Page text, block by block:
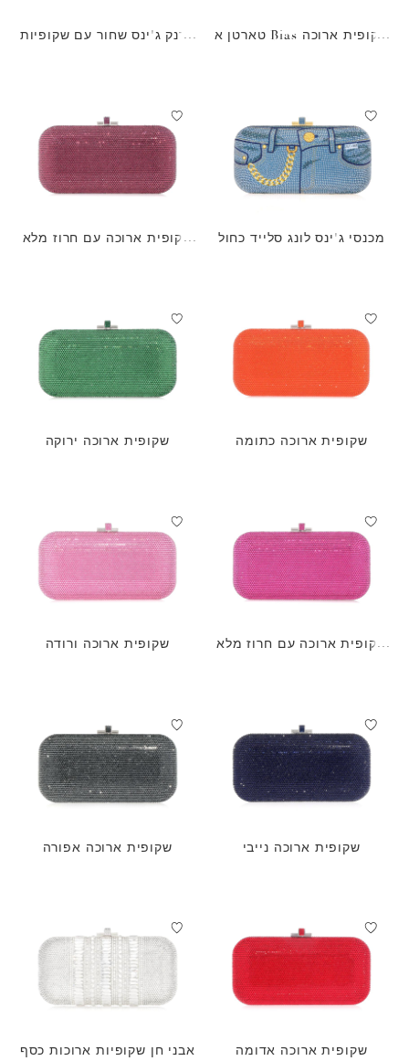
שקופית ארוכה Bias טארטן א
ארנק ג'ינס שחור עם שקופיות
מכנסי ג'ינס לונג סלייד כחול
שקופית ארוכה עם חרוז מלא
שקופית ארוכה כתומה שקופית ארוכה ירוקה
שקופית ארוכה עם חרוז מלא
שקופית ארוכה ורודה
שקופית ארוכה נייבי שקופית ארוכה אפורה
שקופית ארוכה אדומה אבני חן שקופיות ארוכות כסף